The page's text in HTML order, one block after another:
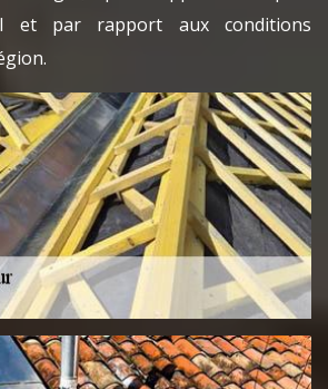
et par rapport aux conditions